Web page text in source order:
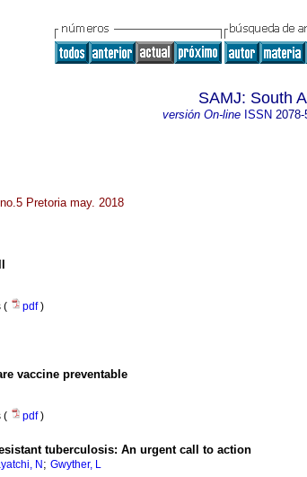
SAMJ: South
versión On-lineISSN 2078-
Pretoria may. 2018
( pdf)
vaccine preventable
( pdf)
tuberculosis: An urgent call to action
N ; Gwyther, L